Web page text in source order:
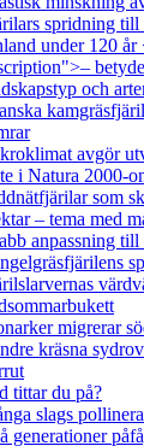
spridning till
under 120 år
och
avgör
i Natura 2000-
som
– tema med
anpassning
migrerar
kräsna
tittar du på?
slags
generationer